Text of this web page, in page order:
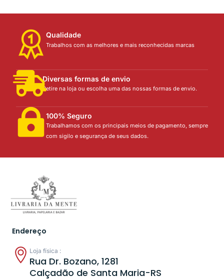
Qualidade
Trabalhos com as melhores e mais reconhecidas marcas
Diversas formas de envio
Retire na loja ou escolha uma das nossas formas de envio.
100% Seguro
Trabalhamos com os principais meios de pagamento, sempre
com sigilo e segurança de seus dados.
Endereço
Loja física :
Rua Dr. Bozano, 1281
Calçadão de Santa Maria-RS